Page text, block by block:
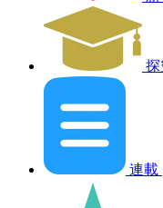
探
連載